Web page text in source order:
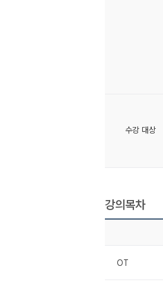
수강 대상
강의목차
OT